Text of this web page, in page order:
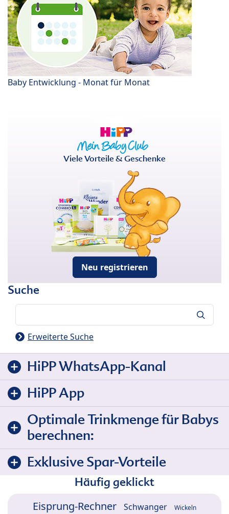
Baby Entwicklung - Monat für Monat
Viele Vorteile & Geschenke
Neu registrieren
Suche
Erweiterte Suche
HiPP WhatsApp-Kanal
HiPP App
Optimale Trinkmenge für Babys
berechnen:
Exklusive Spar-Vorteile
Häufig geklickt
Eisprung-Rechner Schwanger Wickeln